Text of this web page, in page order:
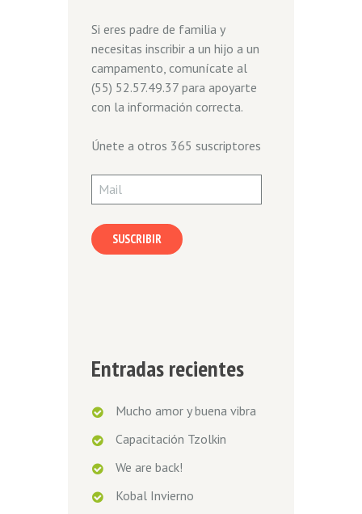
Si eres padre de familia y
necesitas inscribir a un hijo a un
campamento, comunícate al
(55) 52.57.49.37 para apoyarte
con la información correcta.
Únete a otros 365 suscriptores
Mail
SUSCRIBIR
Entradas recientes
Mucho amor y buena vibra
Capacitación Tzolkin
We are back!
Kobal Invierno